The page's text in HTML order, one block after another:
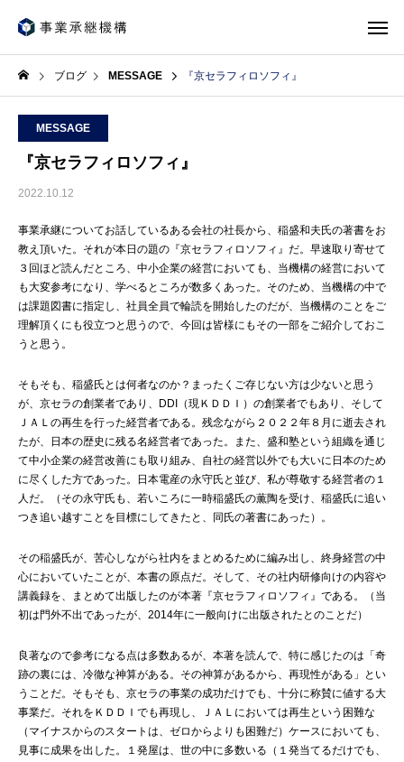
ブログ MESSAGE 『京セラフィロソフィ』
MESSAGE
『京セラフィロソフィ』
2022.10.12
事業承継についてお話しているある会社の社長から、稲盛和夫氏の著書をお
教え頂いた。それが本日の題の『京セラフィロソフィ』だ。早速取り寄せて
３回ほど読んだところ、中小企業の経営においても、当機構の経営において
も大変参考になり、学べるところが数多くあった。そのため、当機構の中で
は課題図書に指定し、社員全員で輪読を開始したのだが、当機構のことをご
理解頂くにも役立つと思うので、今回は皆様にもその一部をご紹介しておこ
うと思う。
そもそも、稲盛氏とは何者なのか？まったくご存じない方は少ないと思う
が、京セラの創業者であり、DDI（現ＫＤＤＩ）の創業者でもあり、そして
ＪＡＬの再生を行った経営者である。残念ながら２０２２年８月に逝去され
たが、日本の歴史に残る名経営者であった。また、盛和塾という組織を通じ
て中小企業の経営改善にも取り組み、自社の経営以外でも大いに日本のため
に尽くした方であった。日本電産の永守氏と並び、私が尊敬する経営者の１
人だ。（その永守氏も、若いころに一時稲盛氏の薫陶を受け、稲盛氏に追い
つき追い越すことを目標にしてきたと、同氏の著書にあった）。
その稲盛氏が、苦心しながら社内をまとめるために編み出し、終身経営の中
心においていたことが、本書の原点だ。そして、その社内研修向けの内容や
講義録を、まとめて出版したのが本著『京セラフィロソフィ』である。（当
初は門外不出であったが、2014年に一般向けに出版されたとのことだ）
良著なので参考になる点は多数あるが、本著を読んで、特に感じたのは「奇
跡の裏には、冷徹な神算がある。その神算があるから、再現性がある」とい
うことだ。そもそも、京セラの事業の成功だけでも、十分に称賛に値する大
事業だ。それをＫＤＤＩでも再現し、ＪＡＬにおいては再生という困難な
（マイナスからのスタートは、ゼロからよりも困難だ）ケースにおいても、
見事に成果を出した。１発屋は、世の中に多数いる（１発当てるだけでも、